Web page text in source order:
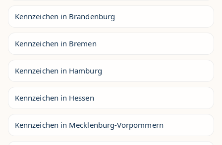
Kennzeichen in Brandenburg
Kennzeichen in Bremen
Kennzeichen in Hamburg
Kennzeichen in Hessen
Kennzeichen in Mecklenburg-Vorpommern